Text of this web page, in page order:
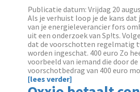
Publicatie datum: Vrijdag 20
Als je verhuist loop je de kans
van je energieleverancier fors
uit een onderzoek van Sp!ts.
dat de voorschotten regelmatig
worden ingeschat. 400 euro Zo
voorbeeld van iemand die door de
voorschotbedrag van 400 euro
[lees verder]